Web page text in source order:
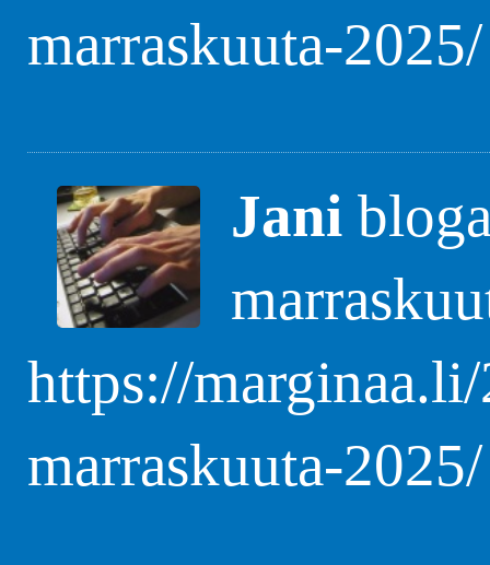
marraskuuta-2025/
Jani
https://
marraskuuta-2025/